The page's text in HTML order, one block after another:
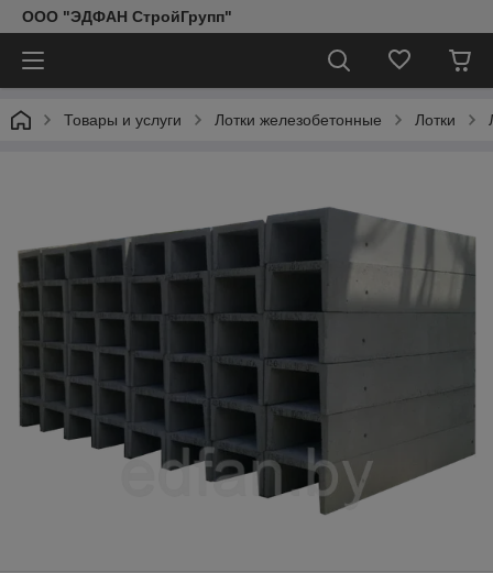
ООО "ЭДФАН СтройГрупп"
Товары и услуги Лотки железобетонные Лотки